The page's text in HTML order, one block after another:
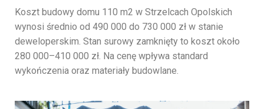
Koszt budowy domu 110 m2 w Strzelcach Opolskich
wynosi średnio od 490 000 do 730 000 zł w stanie
deweloperskim. Stan surowy zamknięty to koszt około
280 000–410 000 zł. Na cenę wpływa standard
wykończenia oraz materiały budowlane.